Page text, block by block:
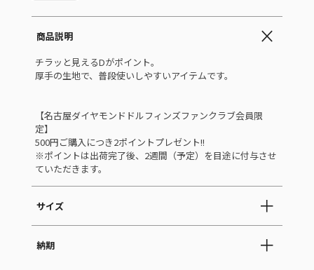
商品説明
チラッと見えるDがポイント。
厚手の生地で、普段使いしやすいアイテムです。
【名古屋ダイヤモンドドルフィンズファンクラブ会員限
定】
500円ご購入につき2ポイントプレゼント!!
※ポイントは出荷完了後、2週間（予定）を目途に付与させ
ていただきます。
サイズ
納期